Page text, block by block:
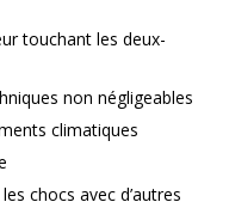
touchant les deux-
non négligeables
climatiques
chocs avec d’autres